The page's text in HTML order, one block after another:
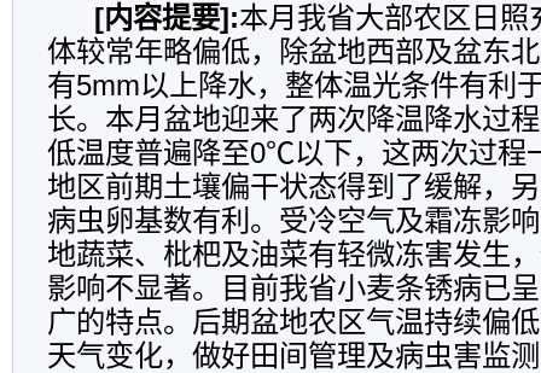
[内容提要]:本月我省大部农区日照
体较常年略偏低，除盆地西部及盆东
有5mm以上降水，整体温光条件有利
长。本月盆地迎来了两次降温降水过
低温度普遍降至0℃以下，这两次过程
地区前期土壤偏干状态得到了缓解，
病虫卵基数有利。受冷空气及霜冻影
地蔬菜、枇杷及油菜有轻微冻害发生
影响不显著。目前我省小麦条锈病已
广的特点。后期盆地农区气温持续偏
天气变化，做好田间管理及病虫害监